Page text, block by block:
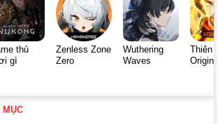
thủ
gì
Zenless Zone
Zero
Wuthering
Waves
Thiên
Origin
MỤC